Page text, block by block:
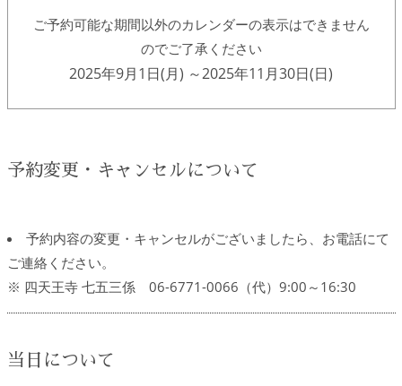
ご予約可能な期間以外のカレンダーの表示はできません
のでご了承ください
2025年9月1日(月) ～2025年11月30日(日)
予約変更・キャンセルについて
予約内容の変更・キャンセルがございましたら、お電話にて
ご連絡ください。
※ 四天王寺 七五三係 06-6771-0066（代）9:00～16:30
当日について